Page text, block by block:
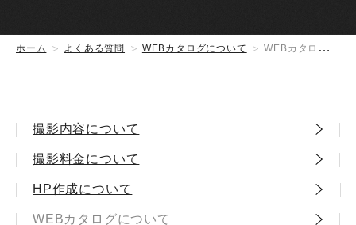
ホーム よくある質問 WEBカタログについて WEBカタログサービスの費用を教えてください。
撮影内容について
撮影料金について
HP作成について
WEBカタログについて